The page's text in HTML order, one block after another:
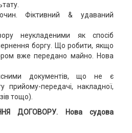
Фіктивний & удаваний
неукладеними як спосіб
боргу. Що робити, якщо
вже передано майно. Нова
документів, що не є
прийому-передачі, накладної,
тощо).
ДОГОВОРУ. Нова судова